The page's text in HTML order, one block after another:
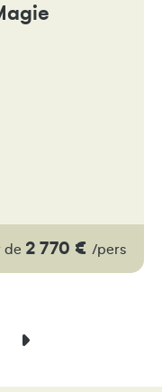
de 2 770 € /pers